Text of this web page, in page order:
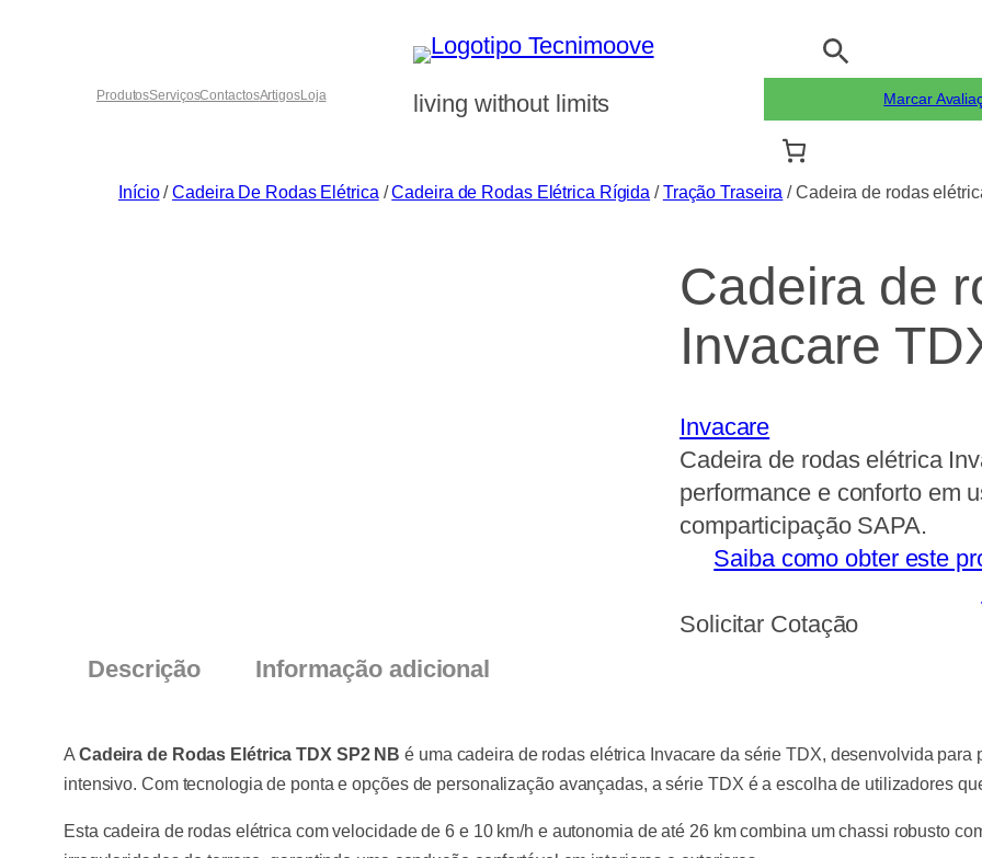
ProdutosServiçosContactosArtigosLoja living without limits Marcar
Início/Cadeira De Rodas Elétrica /Cadeira de Rodas Elétrica Rígida /Tração Traseira / Cadeira de rodas
Cadeira de
Invacare
Invacare
Cadeira de rodas elétrica
performance e conforto em
comparticipação SAPA.
Saiba como obter este
Solicitar Cotação
Descrição
Informação adicional
A Cadeira de Rodas Elétrica TDX SP2 NB é uma cadeira de rodas elétrica Invacare da série TDX, desenvolvida
intensivo. Com tecnologia de ponta e opções de personalização avançadas, a série TDX é a escolha de utilizadores
Esta cadeira de rodas elétrica com velocidade de 6 e 10 km/h e autonomia de até 26 km combina um chassi robusto